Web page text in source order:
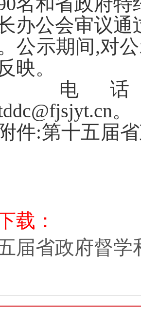
办公会审议通
公示期间,对
映。
:0591-
。
:第十五届省
载：
届省政府督学